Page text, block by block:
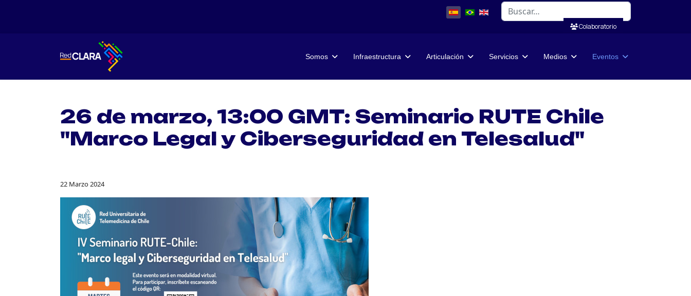
Buscar
Colaboratorio
Somos Infraestructura Articulación Servicios Medios Eventos
26 de marzo, 13:00 GMT: Seminario RUTE Chile
"Marco Legal y Ciberseguridad en Telesalud"
22 Marzo 2024